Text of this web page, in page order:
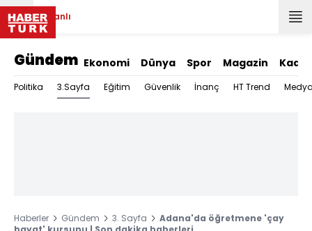
Canlı
Gündem Ekonomi Dünya Spor Magazin Kadın
Politika 3.Sayfa Eğitim Güvenlik İnanç HT Trend
Haberler Gündem 3. Sayfa
Adana'da öğretmene 'çay